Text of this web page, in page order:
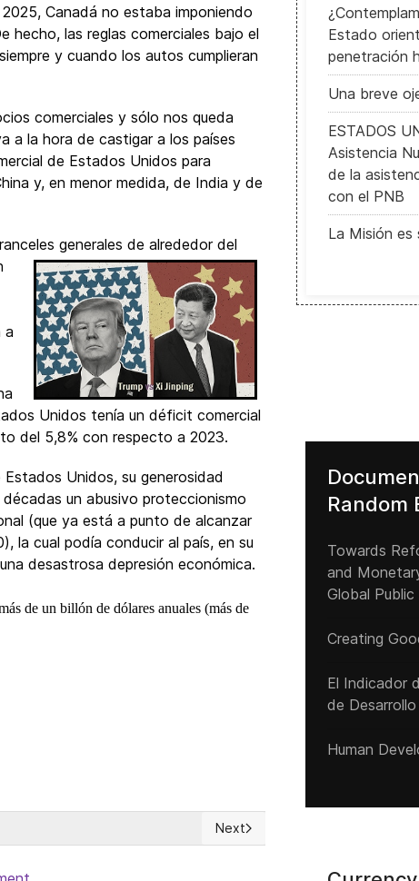
Canadá no estaba imponiendo
hecho, las reglas comerciales bajo el
y cuando los autos cumplieran
comerciales y sólo nos queda
a la hora de castigar a los países
de Estados Unidos para
y, en menor medida, de India y de
generales de alrededor del
a
Unidos tenía un déficit comercial
del 5,8% con respecto a 2023.
Unidos, su generosidad
un abusivo proteccionismo
(que ya está a punto de alcanzar
la cual podía conducir al país, en su
desastrosa depresión económica.
de un billón de dólares anuales (más de
Next article: CHINA: El peligro
Next
Estado
penetración
Una breve
ESTADOS
Asistencia
de la
con el PNB
La Misión es
Random
Towards
and
Global
Creating
El Indicador
de
Human